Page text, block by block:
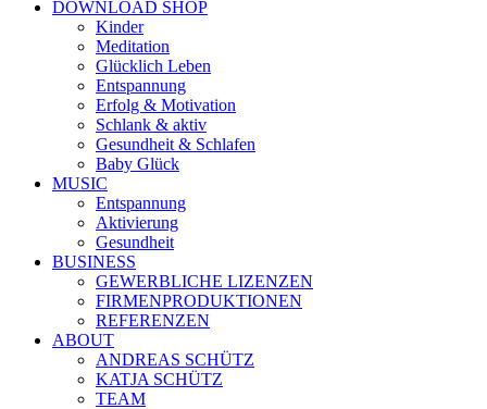
DOWNLOAD SHOP
Kinder
Meditation
Glücklich Leben
Entspannung
Erfolg & Motivation
Schlank & aktiv
Gesundheit & Schlafen
Baby Glück
MUSIC
Entspannung
Aktivierung
Gesundheit
BUSINESS
GEWERBLICHE LIZENZEN
FIRMENPRODUKTIONEN
REFERENZEN
ABOUT
ANDREAS SCHÜTZ
KATJA SCHÜTZ
TEAM